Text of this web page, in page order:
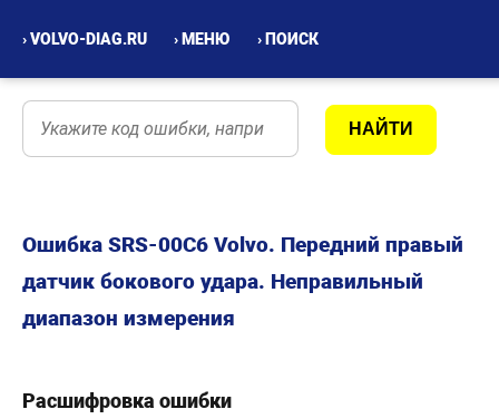
› VOLVO-DIAG.RU › МЕНЮ › ПОИСК
Ошибка SRS-00С6 Volvo. Передний правый
датчик бокового удара. Неправильный
диапазон измерения
Расшифровка ошибки